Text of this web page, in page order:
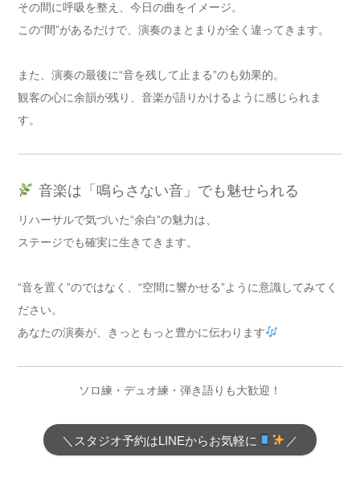
その間に呼吸を整え、今日の曲をイメージ。
この“間”があるだけで、演奏のまとまりが全く違ってきます。
また、演奏の最後に“音を残して止まる”のも効果的。
観客の心に余韻が残り、音楽が語りかけるように感じられま
す。
音楽は「鳴らさない音」でも魅せられる
リハーサルで気づいた“余白”の魅力は、
ステージでも確実に生きてきます。
“音を置く”のではなく、“空間に響かせる”ように意識してみてく
ださい。
あなたの演奏が、きっともっと豊かに伝わります
ソロ練・デュオ練・弾き語りも大歓迎！
＼スタジオ予約はLINEからお気軽に ／